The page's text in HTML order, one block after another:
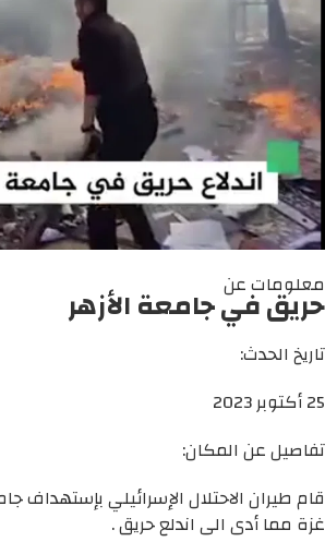
معلومات عن
حريق في جامعة الأزهر
تاريخ الحدث:
25 أكتوبر 2023
تفاصيل عن المكان:
قام طيران الاحتلال الإسرائيلي بإستهداف
غزة مما أدى الى اندلع حريق .